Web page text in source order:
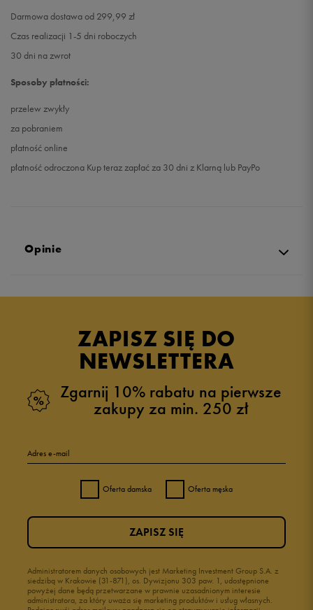
Darmowa dostawa od 299,99 zł
Czas realizacji 1-5 dni roboczych
30 dni na zwrot
Sposoby płatności:
przelew zwykły
za pobraniem
płatność online
płatność odroczona Kup teraz zapłać za 30 dni z Klarną lub PayPo
Opinie
4.8
zebranych i zweryfikowanych przez
4 16%
1 0%
ZAPISZ SIĘ DO
NEWSLETTERA
Zgarnij 10% rabatu na pierwsze
zakupy za min. 250 zł
Adres e-mail
Oferta damska Oferta męska
Administratorem danych osobowych jest Marketing Investment Group S.A. z
siedzibą w Krakowie (31-871), os. Dywizjonu 303 paw. 1, udostępnione
powyżej dane będą przetwarzane w prawnie uzasadnionym interesie
administratora, za który uważa się marketing produktów i usług własnych.
ZAPISZ SIĘ